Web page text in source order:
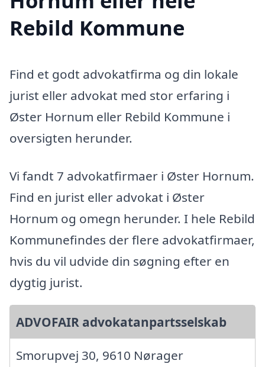
Rebild Kommune
Find et godt advokatfirma og din lokale
jurist eller advokat med stor erfaring i
Øster Hornum eller Rebild Kommune i
oversigten herunder.
Vi fandt 7 advokatfirmaer i Øster Hornum.
Find en jurist eller advokat i Øster
Hornum og omegn herunder. I hele Rebild
Kommunefindes der flere advokatfirmaer,
hvis du vil udvide din søgning efter en
dygtig jurist.
ADVOFAIR advokatanpartsselskab
Smorupvej 30, 9610 Nørager